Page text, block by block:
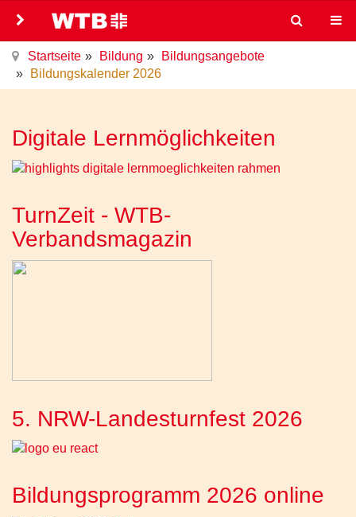
Startseite Bildung
Bildungsangebote
Bildungskalender 2026
Digitale Lernmöglichkeiten
TurnZeit - WTB-
Verbandsmagazin
5. NRW-Landesturnfest 2026
Bildungsprogramm 2026 online